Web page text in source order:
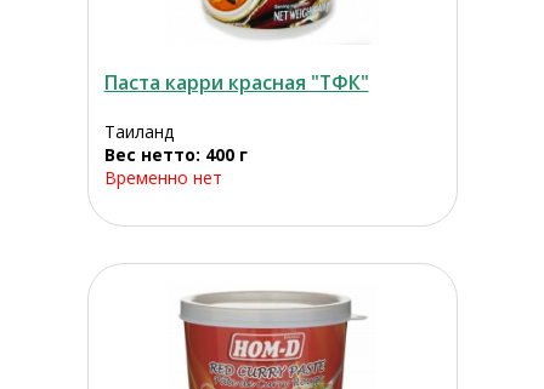
Паста карри красная "ТФК"
Таиланд
Вес нетто: 400 г
Временно нет